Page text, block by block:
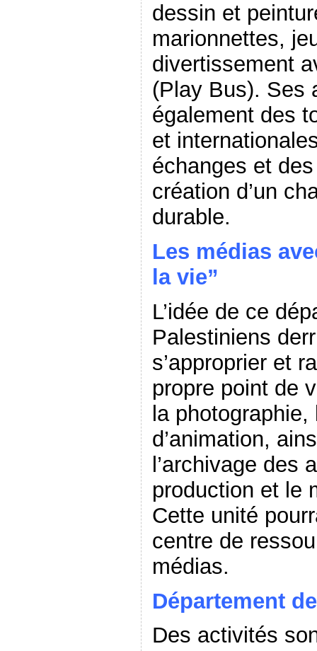
dessin et
marionnettes,
divertissement
(Play Bus). Ses
également des
et
échanges et
création d’un
durable.
Les médias
la vie”
L’idée de ce
Palestiniens
s’approprier et
propre point de
la
d’animation,
l’archivage des
production et le
Cette unité
centre de
médias.
Département
Des activités